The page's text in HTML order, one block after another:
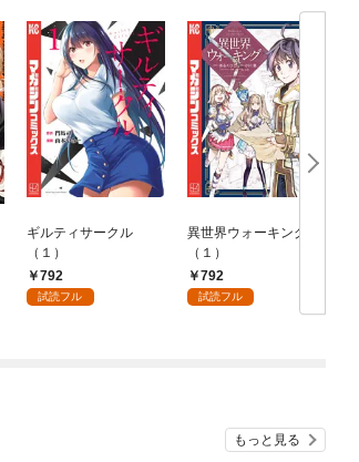
ギルティサークル
（１）
792
試読フル
異世界ウォーキング
（１）
792
試読フル
もっと見る